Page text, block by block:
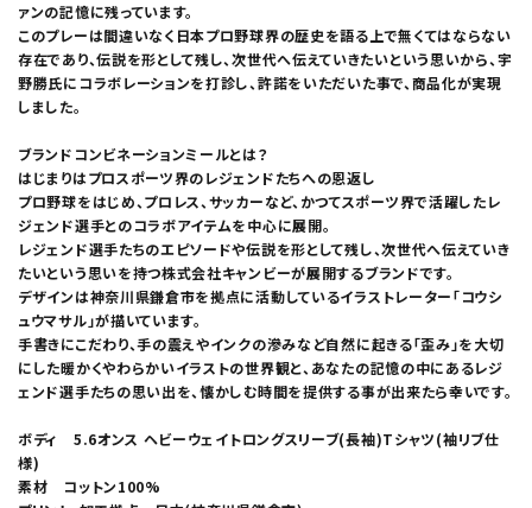
ァンの記憶に残っています。
このプレーは間違いなく日本プロ野球界の歴史を語る上で無くてはならない
存在であり、伝説を形として残し、次世代へ伝えていきたいという思いから、宇
野勝氏にコラボレーションを打診し、許諾をいただいた事で、商品化が実現
しました。
ブランドコンビネーションミールとは？
はじまりはプロスポーツ界のレジェンドたちへの恩返し
プロ野球をはじめ、プロレス、サッカーなど、かつてスポーツ界で活躍したレ
ジェンド選手とのコラボアイテムを中心に展開。
レジェンド選手たちのエピソードや伝説を形として残し、次世代へ伝えていき
たいという思いを持つ株式会社キャンビーが展開するブランドです。
デザインは神奈川県鎌倉市を拠点に活動しているイラストレーター「コウシ
ュウマサル」が描いています。
手書きにこだわり、手の震えやインクの滲みなど自然に起きる「歪み」を大切
にした暖かくやわらかいイラストの世界観と、あなたの記憶の中にあるレジ
ェンド選手たちの思い出を、懐かしむ時間を提供する事が出来たら幸いです。
ボディ 5.6オンス ヘビーウェイトロングスリーブ(長袖)Tシャツ(袖リブ仕
様)
素材 コットン100%